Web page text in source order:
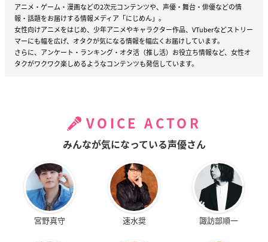
アニメ・ゲーム・漫画などの2次元コンテンツや、声優・舞台・俳優などの情
報・話題をお届けする情報メディア「にじめん」。
女性向けアニメをはじめ、少年アニメやキャラクター作品、VTuberなどストリー
マーにも幅を広げ、オタクが気になる情報を幅広くお届けしています。
さらに、アンケート・ランキング・オタ活（推し活）お役立ち情報など、女性オ
タクがワクワク楽しめるようなコンテンツも発信しています。
VOICE ACTOR
みんなが気になっている声優さん
宮野真守 速水奨 諏訪部順一